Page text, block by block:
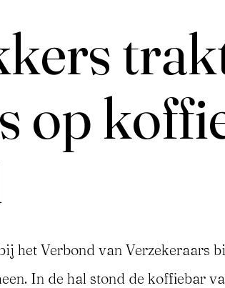
op
het Verbond van Verzekeraars
In de hal stond de koffiebar